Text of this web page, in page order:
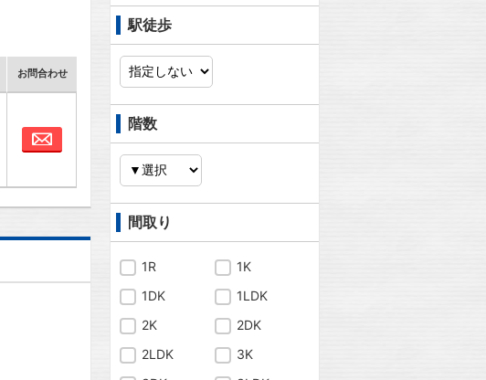
お問合わせ
お問合わせ
駅徒歩
階数
間取り
1R
1K
1DK
1LDK
2K
2DK
2LDK
3K